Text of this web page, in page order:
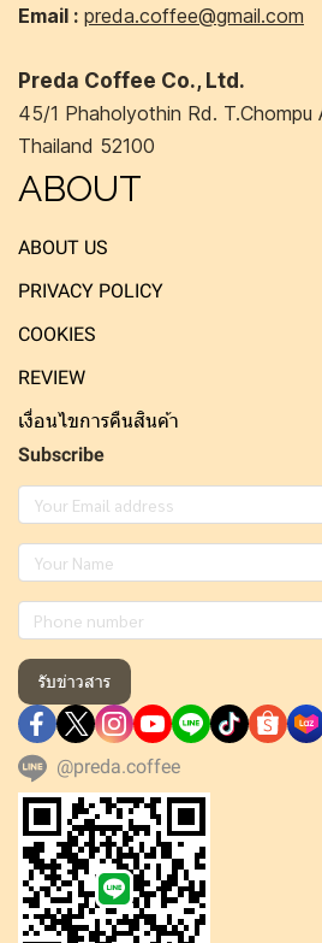
Email : preda.coffee@gmail.com
Preda Coffee Co., Ltd.
45/1 Phaholyothin Rd. T.Chompu
Thailand 52100
ABOUT
ABOUT US
PRIVACY POLICY
COOKIES
REVIEW
เงื่อนไขการคืนสินค้า
Subscribe
รับข่าวสาร
@preda.coffee